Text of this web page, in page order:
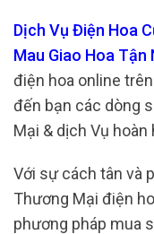
Dịch Vụ Điện Hoa
Mau Giao Hoa Tận
điện hoa online
đến bạn các dòng
Mại & dịch Vụ
Với sự cách tân và
Thương Mại điện
phương pháp mua